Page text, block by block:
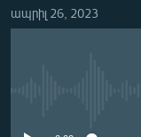
ՏՆՏԵՍՈՒԹՅՈՒՆ
ապրիլ 26, 2023